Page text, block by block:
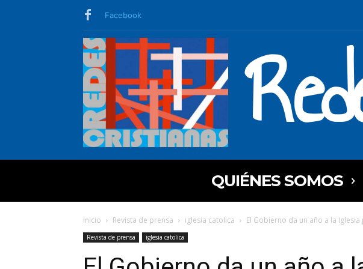
Facebook
QUIÉNES SOMOS
Inicio Revista de prensa iglesia catolica El Gobierno da un año a la
Revista de prensa iglesia catolica